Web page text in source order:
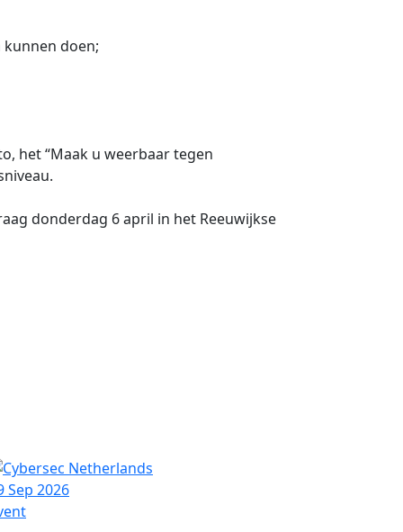
doen;
het “Maak u weerbaar tegen
donderdag 6 april in het Reeuwijkse
Sep 2026